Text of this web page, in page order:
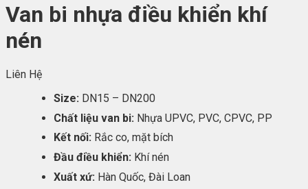
Van bi nhựa điều khiển khí
nén
Liên Hệ
Size: DN15 – DN200
Chất liệu van bi: Nhựa UPVC, PVC, CPVC, PP
Kết nối: Rắc co, mặt bích
Đầu điều khiển: Khí nén
Xuất xứ: Hàn Quốc, Đài Loan